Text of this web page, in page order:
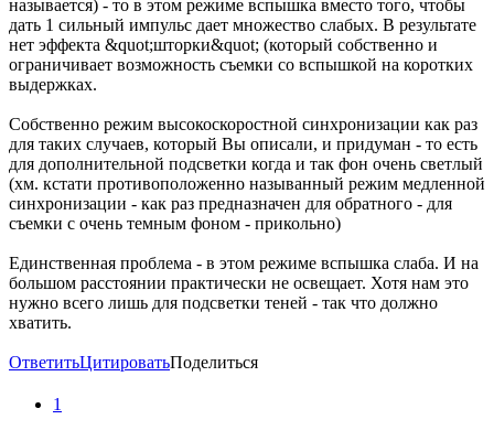
называется) - то в этом режиме вспышка вместо того, чтобы
дать 1 сильный импульс дает множество слабых. В результате
нет эффекта &quot;шторки&quot; (который собственно и
ограничивает возможность съемки со вспышкой на коротких
выдержках.
Собственно режим высокоскоростной синхронизации как раз
для таких случаев, который Вы описали, и придуман - то есть
для дополнительной подсветки когда и так фон очень светлый
(хм. кстати противоположенно называнный режим медленной
синхронизации - как раз предназначен для обратного - для
съемки с очень темным фоном - прикольно)
Единственная проблема - в этом режиме вспышка слаба. И на
большом расстоянии практически не освещает. Хотя нам это
нужно всего лишь для подсветки теней - так что должно
хватить.
ОтветитьЦитироватьПоделиться
1